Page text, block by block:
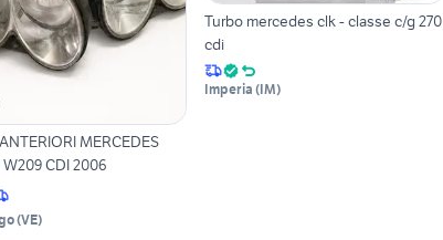
MERCEDES
W209 CDI 2006
(VE)
Turbo mercedes clk - classe c/g 270
cdi
Imperia (IM)